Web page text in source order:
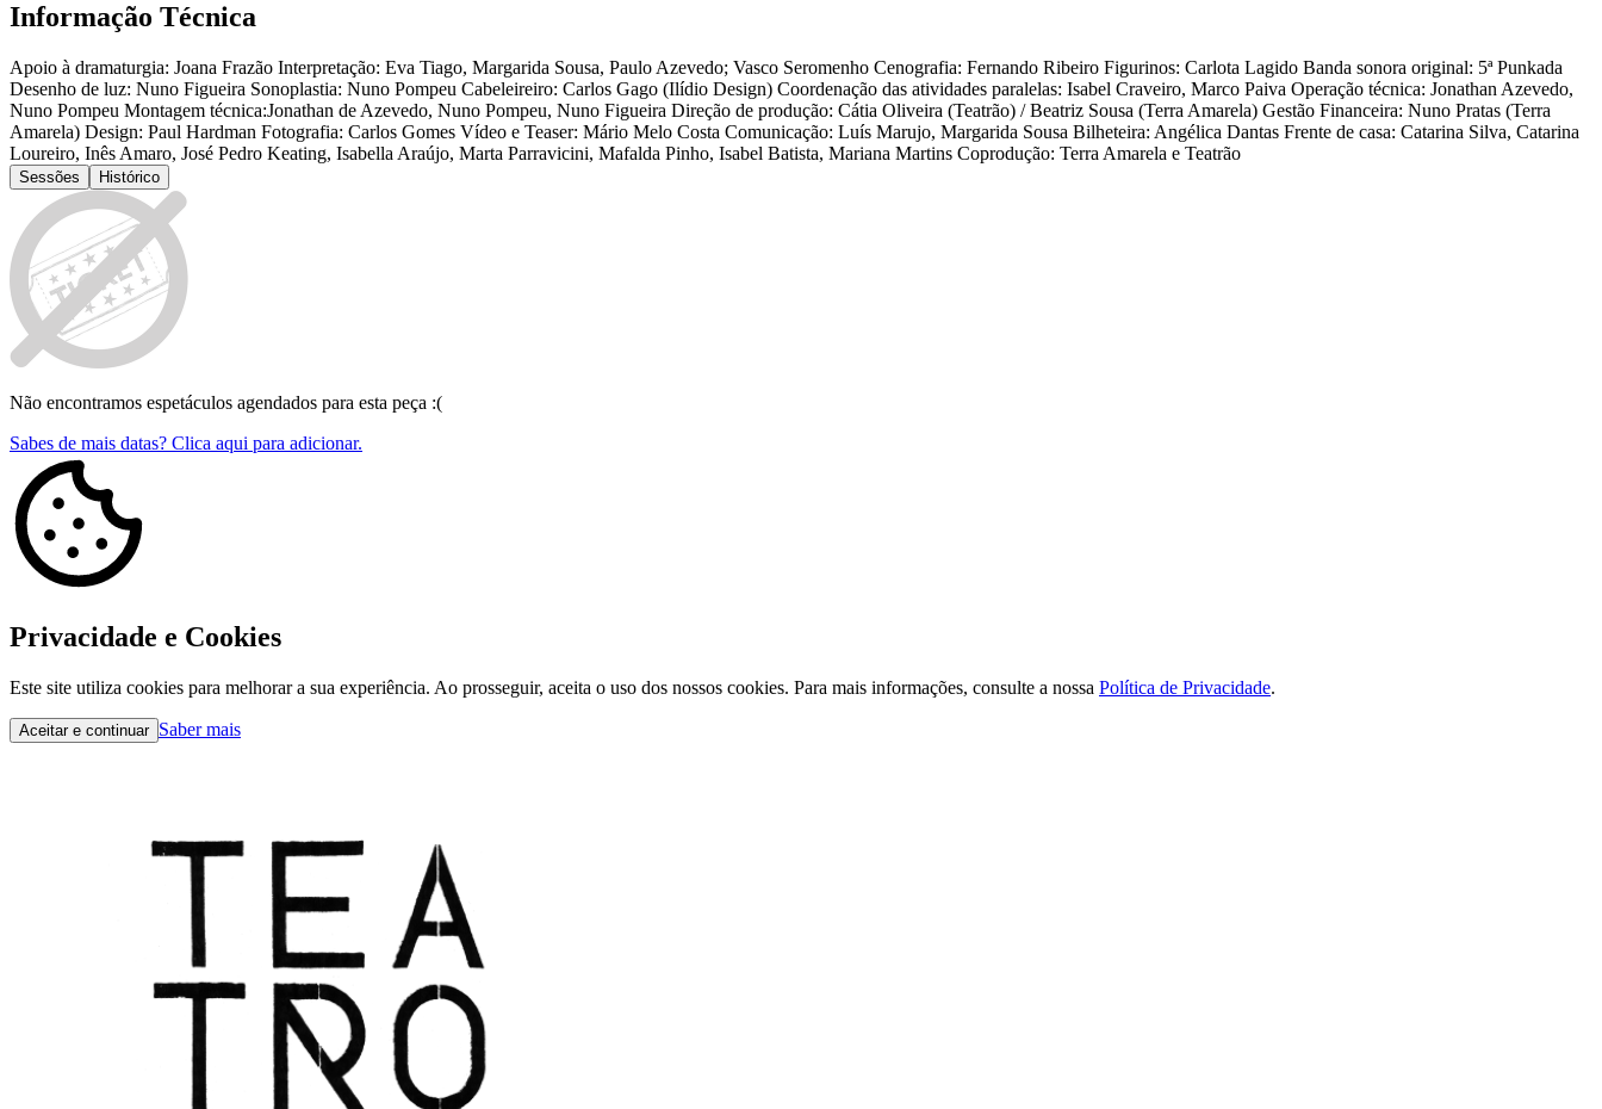
Informação Técnica
Apoio à dramaturgia: Joana Frazão Interpretação: Eva Tiago, Margarida Sousa, Paulo Azevedo; Vasco Seromenho Cenografia: Fernando Ribeiro Figurinos: Carlota Lagido Banda sonora original: 5ª Punkada
Desenho de luz: Nuno Figueira Sonoplastia: Nuno Pompeu Cabeleireiro: Carlos Gago (Ilídio Design) Coordenação das atividades paralelas: Isabel Craveiro, Marco Paiva Operação técnica: Jonathan Azevedo,
Nuno Pompeu Montagem técnica:Jonathan de Azevedo, Nuno Pompeu, Nuno Figueira Direção de produção: Cátia Oliveira (Teatrão) / Beatriz Sousa (Terra Amarela) Gestão Financeira: Nuno Pratas (Terra
Amarela) Design: Paul Hardman Fotografia: Carlos Gomes Vídeo e Teaser: Mário Melo Costa Comunicação: Luís Marujo, Margarida Sousa Bilheteira: Angélica Dantas Frente de casa: Catarina Silva, Catarina
Loureiro, Inês Amaro, José Pedro Keating, Isabella Araújo, Marta Parravicini, Mafalda Pinho, Isabel Batista, Mariana Martins Coprodução: Terra Amarela e Teatrão
Sessões Histórico
Não encontramos espetáculos agendados para esta peça :(
Sabes de mais datas? Clica aqui para adicionar.
Privacidade e Cookies
Este site utiliza cookies para melhorar a sua experiência. Ao prosseguir, aceita o uso dos nossos cookies. Para mais informações, consulte a nossa Política de Privacidade.
Aceitar e continuar Saber mais